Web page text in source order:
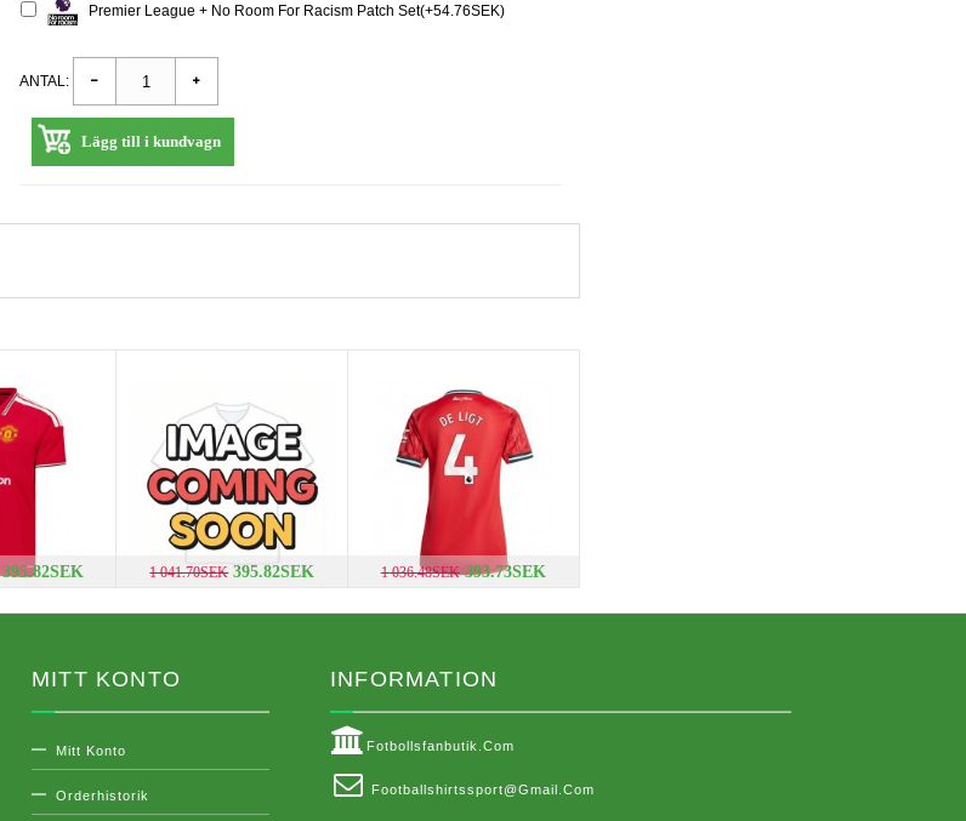
Premier League + No Room For Racism Patch Set(+54.76SEK)
ANTAL:
Lägg till i kundvagn
395.82SEK 1 041.70SEK 395.82SEK 1 036.48SEK 393.73SEK
MITT KONTO
Mitt Konto
Orderhistorik
INFORMATION
Fotbollsfanbutik.com
Footballshirtssport@gmail.com